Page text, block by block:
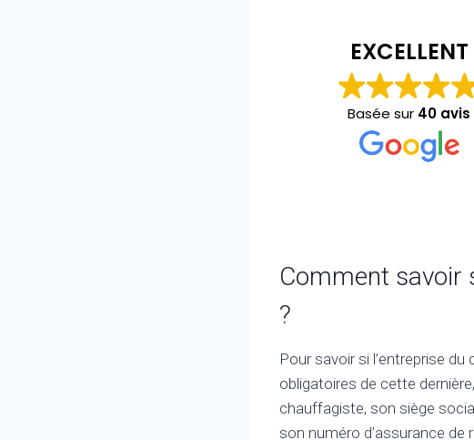
EXCELLENT
Basée sur 40 avis
Comment savoir
?
Pour savoir si l’entreprise
obligatoires de cette
chauffagiste, son siège
son numéro d’assurance de